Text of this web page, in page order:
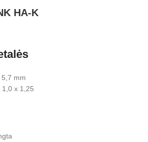
HA-K
5,7 mm
1,0 x 1,25